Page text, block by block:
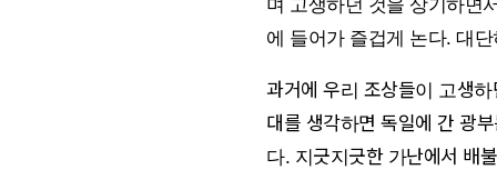
며 고생하던 것을 상기하면
에 들어가 즐겁게 논다. 대
과거에 우리 조상들이 고생
대를 생각하면 독일에 간 광
다. 지긋지긋한 가난에서 배